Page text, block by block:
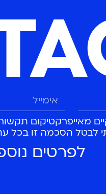
מאייפרקטיקום
לפרטים נוספים